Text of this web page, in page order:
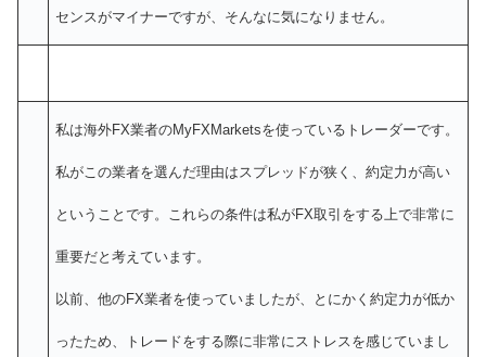
センスがマイナーですが、そんなに気になりません。
私は海外FX業者のMyFXMarketsを使っているトレーダーです。
私がこの業者を選んだ理由はスプレッドが狭く、約定力が高い
ということです。これらの条件は私がFX取引をする上で非常に
重要だと考えています。
以前、他のFX業者を使っていましたが、とにかく約定力が低か
ったため、トレードをする際に非常にストレスを感じていまし